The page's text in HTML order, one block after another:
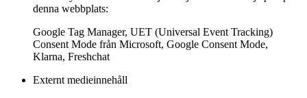
denna webbplats:
Google Tag Manager, UET (Universal Event Tracking)
Consent Mode från Microsoft, Google Consent Mode,
Klarna, Freshchat
Externt medieinnehåll